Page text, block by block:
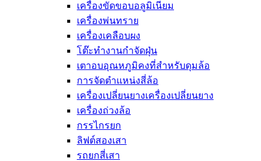
เครื่องขัดขอบอลูมิเนียม
เครื่องพ่นทราย
เครื่องเคลือบผง
โต๊ะทำงานกำจัดฝุ่น
เตาอบอุณหภูมิคงที่สำหรับดุมล้อ
การจัดตำแหน่งสี่ล้อ
เครื่องเปลี่ยนยางเครื่องเปลี่ยนยาง
เครื่องถ่วงล้อ
กรรไกรยก
ลิฟต์สองเสา
รถยกสี่เสา